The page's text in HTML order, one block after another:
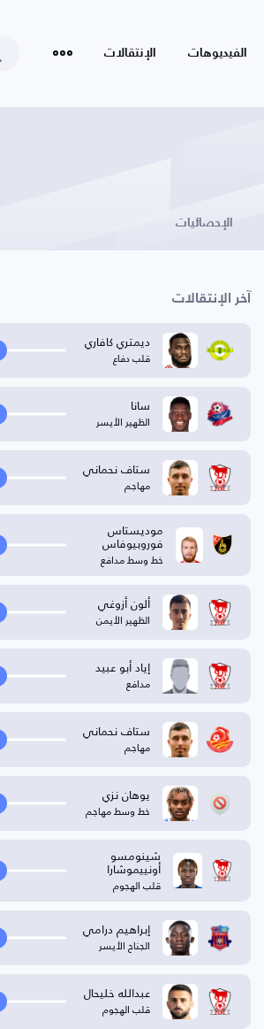
الفيديوهات الإنتقالات
الإحصائيات
آخر الإنتقالات
ديمتري كافاري
قلب دفاع
سانا
الظهير الأيسر
ستاف نحماني
مهاجم
موديستاس
فوروبيوفاس
خط وسط مدافع
ألون أزوغي
الظهير الأيمن
إياد أبو عبيد
مدافع
ستاف نحماني
مهاجم
يوهان نزي
خط وسط مهاجم
شينومسو
أونييموشارا
قلب الهجوم
إبراهيم درامي
الجناح الأيسر
عبدالله خليحال
قلب الهجوم